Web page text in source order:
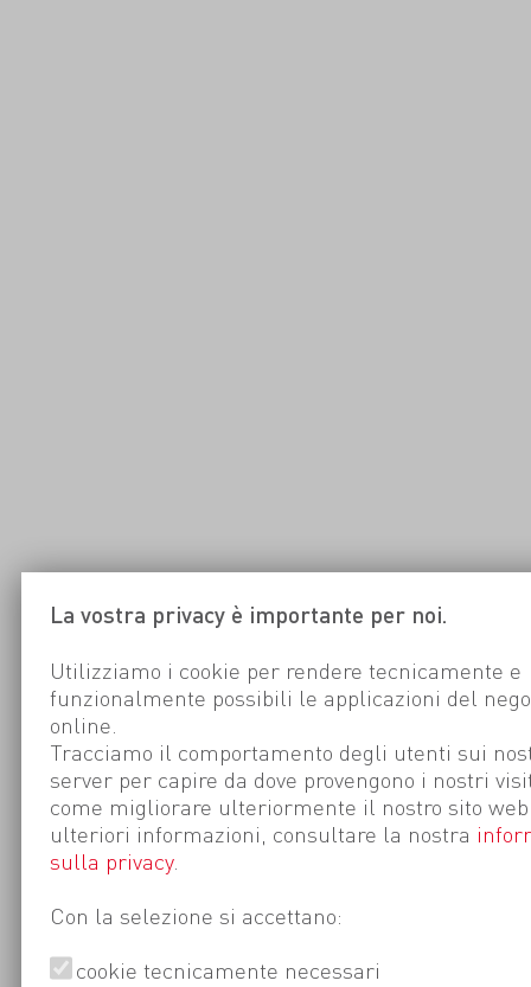
La vostra privacy è importante per noi.
Utilizziamo i cookie per rendere tecnicamente e
funzionalmente possibili le applicazioni del
online.
Tracciamo il comportamento degli utenti sui
server per capire da dove provengono i nostri
come migliorare ulteriormente il nostro sito
ulteriori informazioni, consultare la nostra
sulla privacy.
Con la selezione si accettano:
cookie tecnicamente necessari